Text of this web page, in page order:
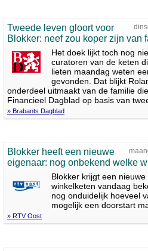
Tweede leven gloort voor
Blokker: neef zou koper zijn van
Het doek lijkt toch nog
curatoren van de keten
lieten maandag weten
gevonden. Dat blijkt
onderdeel uitmaakt van de familie
Financieel Dagblad op basis van
» Brabants Dagblad
Blokker heeft een nieuwe
eigenaar: nog onbekend welke
Blokker krijgt een
winkelketen vandaag
nog onduidelijk hoeveel
mogelijk een doorstart
» RTV Oost